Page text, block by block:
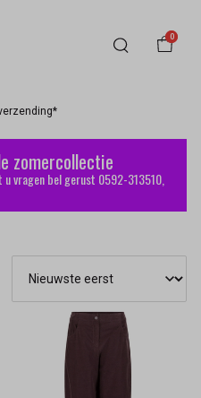
0
zomercollectie
u vragen bel gerust 0592-313510,